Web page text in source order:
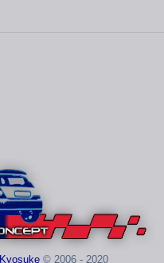
Kyosuke© 2006 - 2020